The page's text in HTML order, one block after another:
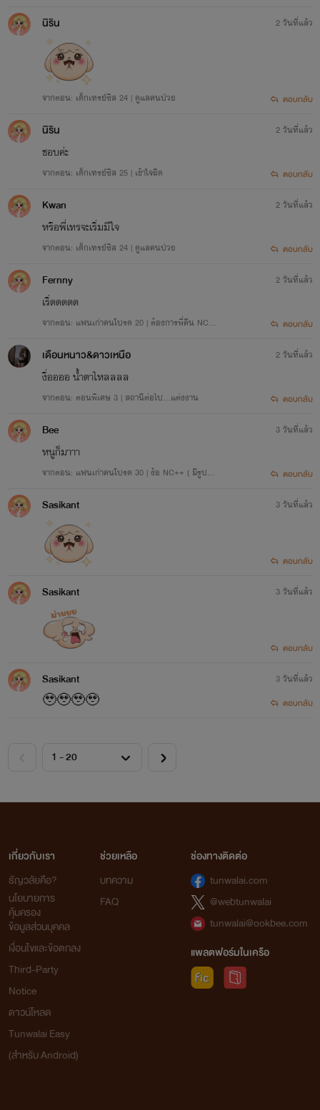
นิริน
จากตอน: เด็กเทรย์ซิส 24 | ดูแลคนป่วย
2 วันที่แล้ว
ตอบกลับ
นิริน
ชอบค่ะ
จากตอน: เด็กเทรย์ซิส 25 | เข้าใจผิด
2 วันที่แล้ว
ตอบกลับ
Kwan
หรือพี่เทรจะเริ่มมีใจ
จากตอน: เด็กเทรย์ซิส 24 | ดูแลคนป่วย
2 วันที่แล้ว
ตอบกลับ
Fernny
เริ่ดดดดด
จากตอน: แฟนเก่าคนโปรด 20 | ต้องการพี่คืน NC++
2 วันที่แล้ว
ตอบกลับ
เดือนหนาว&ดาวเหนือ
งื่ออออ น้ำตาไหลลลล
จากตอน: ตอนพิเศษ 3 | สถานีต่อไป…แต่งงาน
2 วันที่แล้ว
ตอบกลับ
Bee
หนูก็มาาา
จากตอน: แฟนเก่าคนโปรด 30 | ง้อ NC++ ( มีรูปภา
3 วันที่แล้ว
ตอบกลับ
Sasikant 3 วันที่แล้ว
ตอบกลับ
Sasikant 3 วันที่แล้ว
ตอบกลับ
Sasikant
🥹🥹🥹🥹
3 วันที่แล้ว
ตอบกลับ
เกี่ยวกับเรา
ธัญวลัยคือ?
นโยบายการ
คุ้มครอง
ข้อมูลส่วนบุคคล
เงื่อนไขและข้อตกลง
Third-Party
Notice
ดาวน์โหลด
Tunwalai Easy
(สำหรับ Android)
ช่วยเหลือ
บทความ
FAQ
ช่องทางติดต่อ
tunwalai.com
@webtunwalai
tunwalai@ookbee.com
แพลตฟอร์มในเครือ